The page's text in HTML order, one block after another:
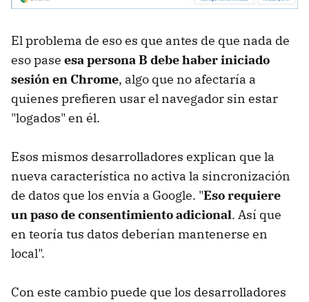
El problema de eso es que antes de que nada de
eso pase esa persona B debe haber iniciado
sesión en Chrome, algo que no afectaría a
quienes prefieren usar el navegador sin estar
"logados" en él.
Esos mismos desarrolladores explican que la
nueva característica no activa la sincronización
de datos que los envía a Google. "Eso requiere
un paso de consentimiento adicional. Así que
en teoría tus datos deberían mantenerse en
local".
Con este cambio puede que los desarrolladores